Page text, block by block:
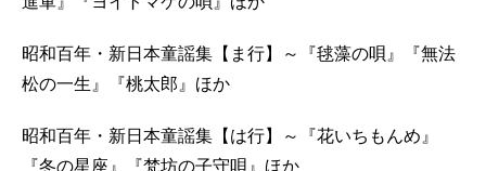
昭和百年・新日本童謡集【ま行】～『毬藻の唄』『無法
松の一生』『桃太郎』ほか
昭和百年・新日本童謡集【は行】～『花いちもんめ』
『冬の星座』『梵坊の子守唄』ほか